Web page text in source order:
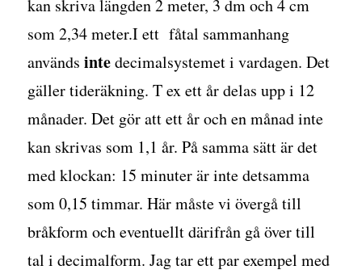
kan skriva längden 2 meter, 3 dm och 4 cm
som 2,34 meter.I ett fåtal sammanhang
användsintedecimalsystemet i vardagen. Det
gäller tideräkning. T ex ett år delas upp i 12
månader. Det gör att ett år och en månad inte
kan skrivas som 1,1 år. På samma sätt är det
med klockan: 15 minuter är inte detsamma
som 0,15 timmar. Här måste vi övergå till
bråkform och eventuellt därifrån gå över till
tal i decimalform. Jag tar ett par exempel med